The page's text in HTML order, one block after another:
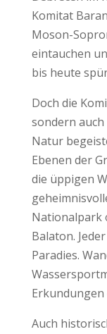
Komitat
Moson-
eintauchen
bis heute
Doch die
sondern
Natur
Ebenen der
die üppigen
Nationalpark
Balaton.
Paradies.
Erkundungen
Auch